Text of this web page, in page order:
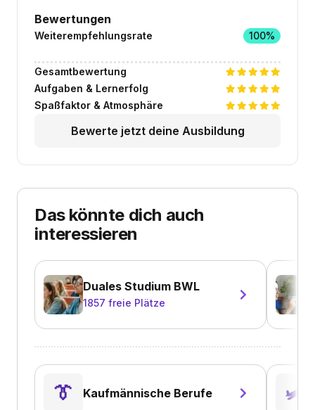
Bewertungen
Weiterempfehlungsrate 100%
Gesamtbewertung
Aufgaben & Lernerfolg
Spaßfaktor & Atmosphäre
Bewerte jetzt deine Ausbildung
Das könnte dich auch
interessieren
Duales Studium BWL
1857 freie Plätze
👔 Kaufmännische Berufe 🛩️